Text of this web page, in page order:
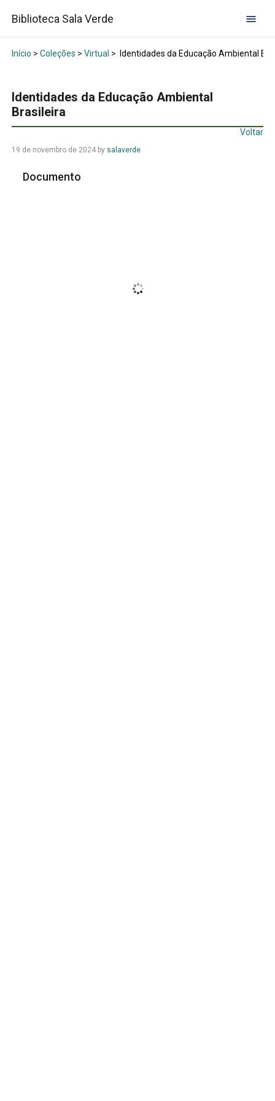
Biblioteca Sala Verde
Início > Coleções > Virtual > Identidades da Educação Ambiental
Identidades da Educação Ambiental
Brasileira
Voltar
19 de novembro de 2024by salaverde
Documento